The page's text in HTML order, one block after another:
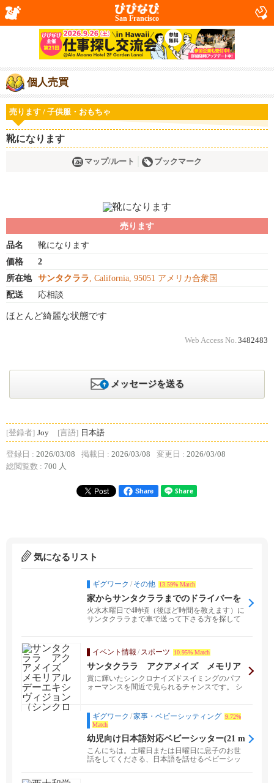
San Francisco
個人売買
売ります / 子供服・おもちゃ
靴になります
マップ/ルート ブックマーク
売ります
品名
靴になります
価格
2
所在地
サンタクララ, California, 95051 アメリカ合衆国
配送
応相談
ほとんど綺麗な状態です
Web Access No. 3482483
メッセージを送る
[登録者] Joy [言語] 日本語
登録日 : 2026/03/08 掲載日 : 2026/03/08 変更日 : 2026/03/08
総閲覧数 : 700 人
Share
気になるリスト
ギグワーク / その他 13.59% Match
家からサンタクララまでのドライバーを
探しています。
火水木曜日で4時頃（後ほど時間を教えます）に
サンタクララまで車で送って下さる方を探して
イベント情報 / スポーツ 10.95% Match
サンタクララ アクアメイズ メモリア
ルデーエキシヴィジョン（シンクロナイ
ズドスイミング）
賞に輝いたシンクロナイズドスイミングのパフ
ォーマンスを間近で見られるチャンスです。 シ
ギグワーク /家事・ベビーシッティング 9.72%
Match
幼児向け日本語対応ベビーシッター(21 m
onths)
こんにちは。土曜日または日曜日に息子のお世
話をしてくださる、日本語を話せるベビーシッ